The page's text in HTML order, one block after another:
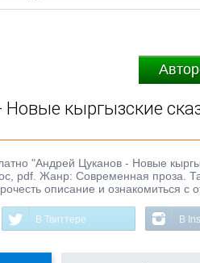
кыргызские
"Андрей Цуканов - Новые
pdf. Жанр: Современная проза.
описание и ознакомиться с
В Твиттере В